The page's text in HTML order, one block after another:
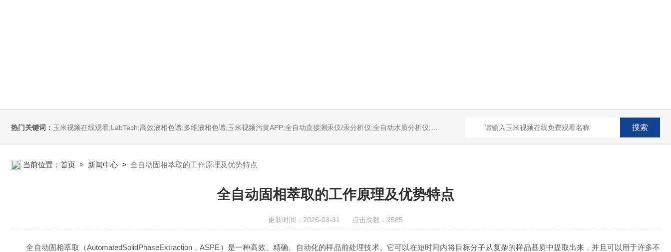
热门关键词： 玉米视频在线观看;LabTech;高效液相色谱;多维液相色谱;玉米视频污黄APP;全自动直接测汞仪/汞分析仪;全自动水质分析仪;微波消解萃取系统;微波合成系统;微波灰化磺化系统;全自动固相萃取系统;Dryvap全自动溶剂蒸发系统;激光固体烧蚀进样系统;循环水冷却器;电热消解仪;微控数显电热板;光波加热仪;磁力搅拌器;分析仪器;玉米污视频设备;样品前处理仪器;玉米污视频信息管理系统（LIMS;超净玉米污视频设计与工程;通风柜;化学安全柜;AAICPICP-MSUV-VISHPLC耗材和配件
当前位置： 首页 > 新闻中心 > 全自动固相萃取的工作原理及优势特点
全自动固相萃取的工作原理及优势特点
更新时间：2026-03-31 点击次数：2585
全自动固相萃取（AutomatedSolidPhaseExtraction，ASPE）是一种高效、精确、自动化的样品前处理技术。它可以在短时间内将目标分子从复杂的样品基质中提取出来，并且可以用于许多不